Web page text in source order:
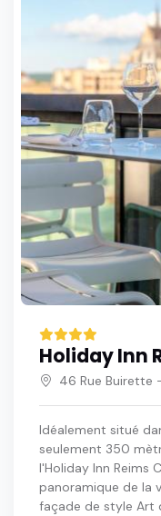
Holiday Inn
46 Rue Buirette
Idéalement situé
seulement 350
l'Holiday Inn Reims
panoramique de la
façade de style Art